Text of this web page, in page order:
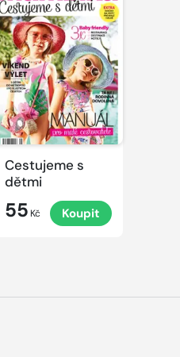
Cestujeme s
dětmi
55 Kč Koupit